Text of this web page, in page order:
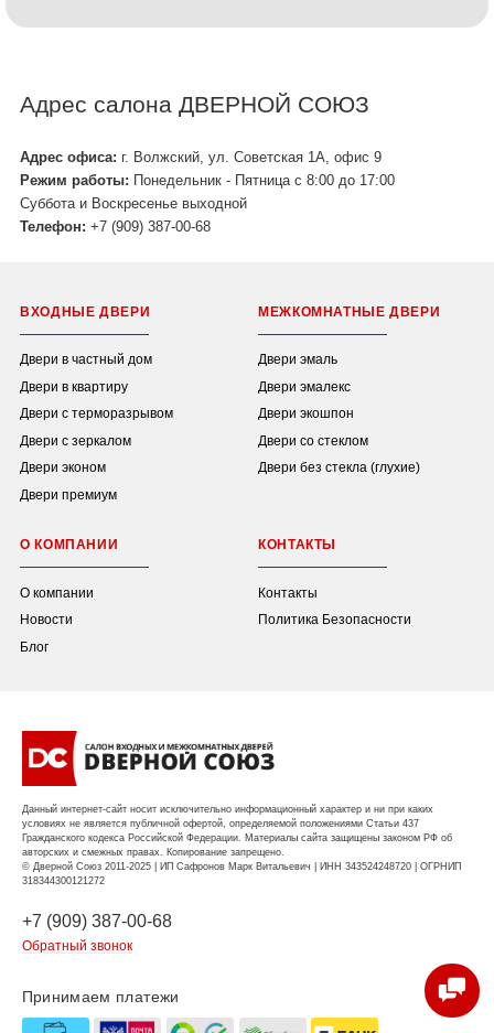
Адрес салона ДВЕРНОЙ СОЮЗ
Адрес офиса: г. Волжский, ул. Советская 1А, офис 9
Режим работы: Понедельник - Пятница с 8:00 до 17:00
Суббота и Воскресенье выходной
Телефон: +7 (909) 387-00-68
ВХОДНЫЕ ДВЕРИ
Двери в частный дом
Двери в квартиру
Двери с терморазрывом
Двери с зеркалом
Двери эконом
Двери премиум
МЕЖКОМНАТНЫЕ ДВЕРИ
Двери эмаль
Двери эмалекс
Двери экошпон
Двери со стеклом
Двери без стекла (глухие)
О КОМПАНИИ
О компании
Новости
Блог
КОНТАКТЫ
Контакты
Политика Безопасности
Данный интернет-сайт носит исключительно информационный характер и ни при каких
условиях не является публичной офертой, определяемой положениями Статьи 437
Гражданского кодекса Российской Федерации. Материалы сайта защищены законом РФ об
авторских и смежных правах. Копирование запрещено.
© Дверной Союз 2011-2025 | ИП Сафронов Марк Витальевич | ИНН 343524248720 | ОГРНИП
318344300121272
+7 (909) 387-00-68
Обратный звонок
Принимаем платежи